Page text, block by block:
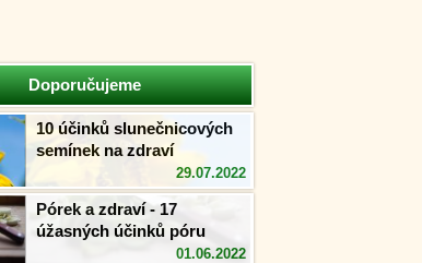
Doporučujeme
10 účinků slunečnicových
semínek na zdraví
29.07.2022
Pórek a zdraví - 17
úžasných účinků póru
01.06.2022